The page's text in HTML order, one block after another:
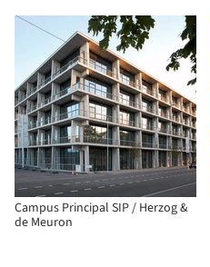
Campus Principal SIP / Herzog &
de Meuron